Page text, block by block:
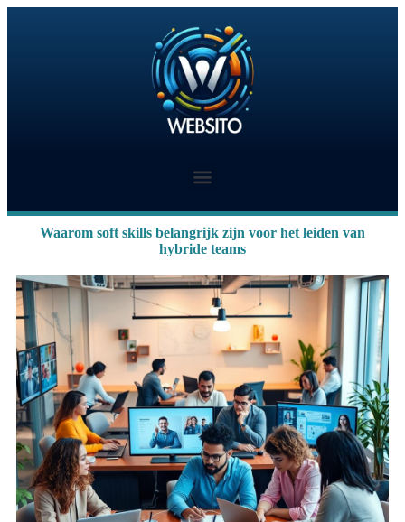
Waarom soft skills belangrijk zijn voor het leiden van
hybride teams